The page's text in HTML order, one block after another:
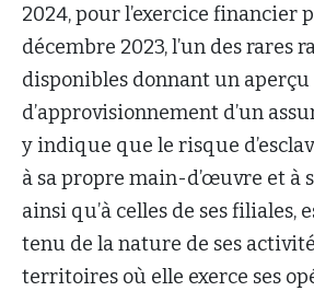
2024, pour l’exercice financier
décembre 2023, l’un des rares
disponibles donnant un aperçu
d’approvisionnement d’un
y indique que le risque
à sa propre main-d’œuvre et à
ainsi qu’à celles de ses filiales,
tenu de la nature de ses
territoires où elle exerce ses